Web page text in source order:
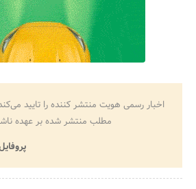
اخبار رسمی هویت منتشر کننده را تایید
مطلب منتشر شده بر عهده